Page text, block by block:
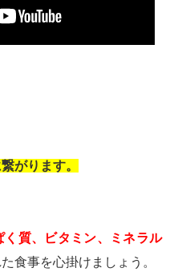
がります。
質、ビタミン、ミネラル
食事を心掛けましょう。